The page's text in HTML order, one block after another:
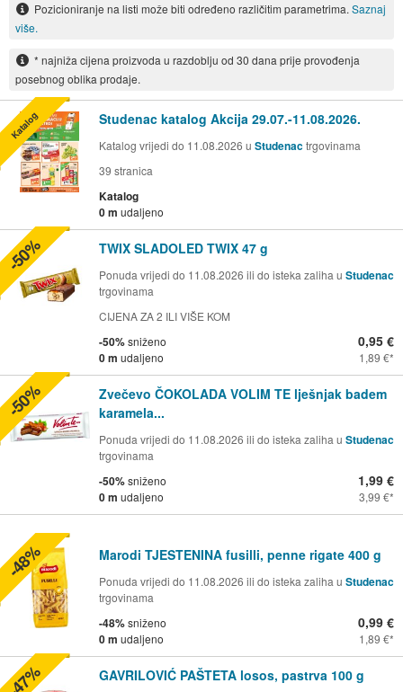
Pozicioniranje na listi može biti određeno različitim parametrima. Saznaj
više.
* najniža cijena proizvoda u razdoblju od 30 dana prije provođenja
posebnog oblika prodaje.
Studenac katalog Akcija 29.07.-11.08.2026.
Katalog vrijedi do 11.08.2026 u Studenactrgovinama
39 stranica
Katalog
0 m udaljeno
Katalog
TWIX SLADOLED TWIX 47 g
Ponuda vrijedi do 11.08.2026 ili do isteka zaliha u Studenac
trgovinama
CIJENA ZA 2 ILI VIŠE KOM
-50%sniženo
0 m udaljeno
0,95 €
1,89 €
-50%
Zvečevo ČOKOLADA VOLIM TE lješnjak badem
karamela...
Ponuda vrijedi do 11.08.2026 ili do isteka zaliha u Studenac
trgovinama
-50%sniženo
0 m udaljeno
1,99 €
3,99 €
-50%
Marodi TJESTENINA fusilli, penne rigate 400 g
Ponuda vrijedi do 11.08.2026 ili do isteka zaliha u Studenac
trgovinama
-48%sniženo
0 m udaljeno
0,99 €
1,89 €
-48%
GAVRILOVIĆ PAŠTETA losos, pastrva 100 g
-47%